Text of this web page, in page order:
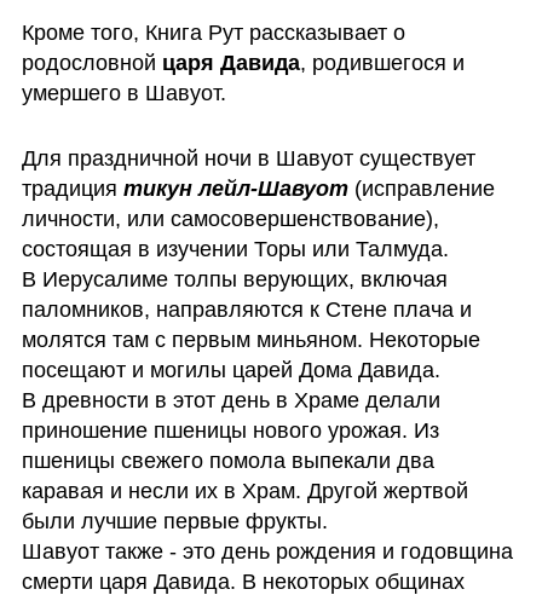
Кроме того, Книга Рут рассказывает о
родословной царя Давида, родившегося и
умершего в Шавуот.
Для праздничной ночи в Шавуот существует
традиция тикун лейл-Шавуот (исправление
личности, или самосовершенствование),
состоящая в изучении Торы или Талмуда.
В Иерусалиме толпы верующих, включая
паломников, направляются к Стене плача и
молятся там с первым миньяном. Некоторые
посещают и могилы царей Дома Давида.
В древности в этот день в Храме делали
приношение пшеницы нового урожая. Из
пшеницы свежего помола выпекали два
каравая и несли их в Храм. Другой жертвой
были лучшие первые фрукты.
Шавуот также - это день рождения и годовщина
смерти царя Давида. В некоторых общинах